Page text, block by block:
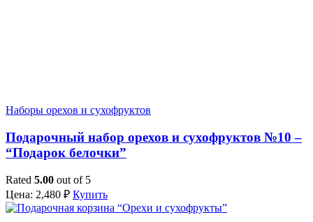
Наборы орехов и сухофруктов
Подарочный набор орехов и сухофруктов №10 –
“Подарок белочки”
Rated 5.00 out of 5
Цена: 2,480 ₽ Купить